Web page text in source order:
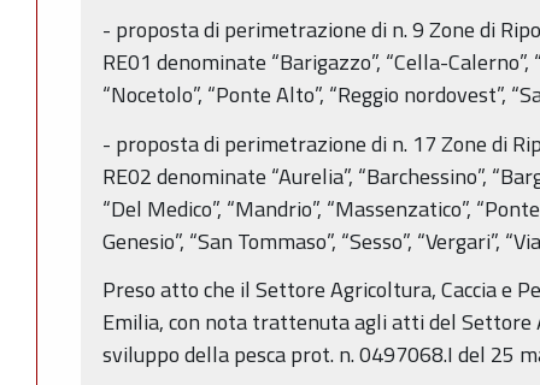
- proposta di perimetrazione di n. 9 Zone di
RE01 denominate “Barigazzo”, “Cella-Calerno”,
“Nocetolo”, “Ponte Alto”, “Reggio nordovest”,
- proposta di perimetrazione di n. 17 Zone di
RE02 denominate “Aurelia”, “Barchessino”,
“Del Medico”, “Mandrio”, “Massenzatico”,
Genesio”, “San Tommaso”, “Sesso”, “Vergari”,
Preso atto che il Settore Agricoltura, Caccia e
Emilia, con nota trattenuta agli atti del
sviluppo della pesca prot. n. 0497068.I del 25